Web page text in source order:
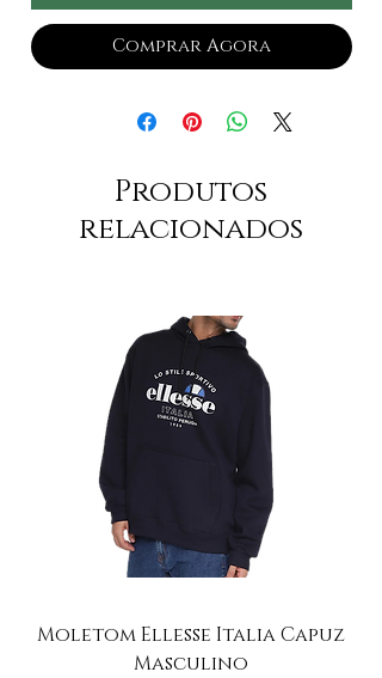
Comprar Agora
Produtos
relacionados
Moletom Ellesse Italia Capuz
Masculino